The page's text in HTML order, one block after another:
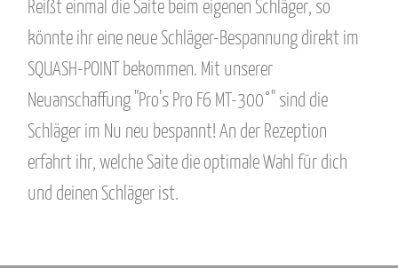
Reißt einmal die Saite beim eigenen Schläger, so
könnte ihr eine neue Schläger-Bespannung direkt im
SQUASH-POINT bekommen. Mit unserer
Neuanschaffung "Pro’s Pro F6 MT-300°" sind die
Schläger im Nu neu bespannt! An der Rezeption
erfahrt ihr, welche Saite die optimale Wahl für dich
und deinen Schläger ist.